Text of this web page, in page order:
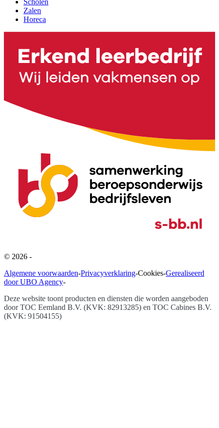
Scholen
Zalen
Horeca
© 2026 -
Algemene voorwaarden-Privacyverklaring-Cookies-Gerealiseerd
door UBO Agency-
Deze website toont producten en diensten die worden aangeboden
doorTOC Eemland B.V. (KVK: 82913285) en TOC Cabines B.V.
(KVK: 91504155)